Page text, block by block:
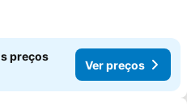
preços
Ver preços